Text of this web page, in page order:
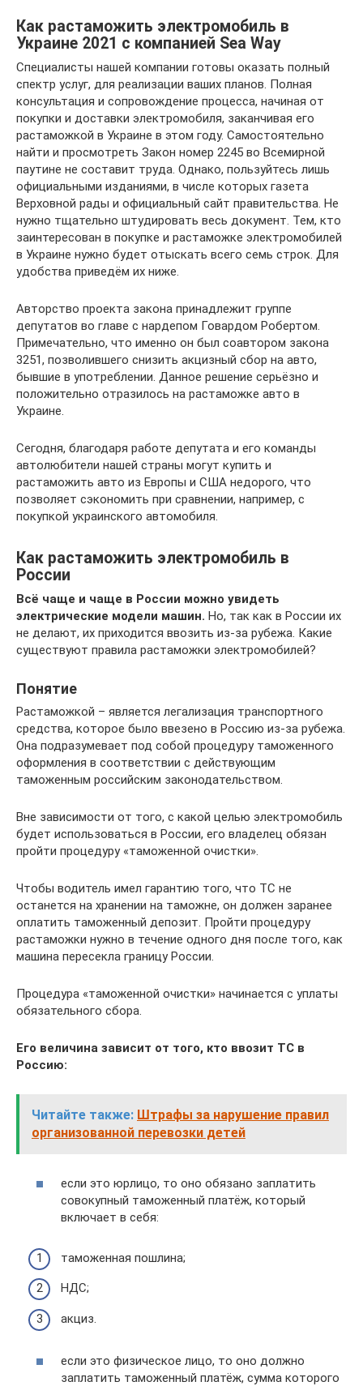
Как растаможить электромобиль в
Украине 2021 с компанией Sea Way
Специалисты нашей компании готовы оказать полный
спектр услуг, для реализации ваших планов. Полная
консультация и сопровождение процесса, начиная от
покупки и доставки электромобиля, заканчивая его
растаможкой в Украине в этом году. Самостоятельно
найти и просмотреть Закон номер 2245 во Всемирной
паутине не составит труда. Однако, пользуйтесь лишь
официальными изданиями, в числе которых газета
Верховной рады и официальный сайт правительства. Не
нужно тщательно штудировать весь документ. Тем, кто
заинтересован в покупке и растаможке электромобилей
в Украине нужно будет отыскать всего семь строк. Для
удобства приведём их ниже.
Авторство проекта закона принадлежит группе
депутатов во главе с нардепом Говардом Робертом.
Примечательно, что именно он был соавтором закона
3251, позволившего снизить акцизный сбор на авто,
бывшие в употреблении. Данное решение серьёзно и
положительно отразилось на растаможке авто в
Украине.
Сегодня, благодаря работе депутата и его команды
автолюбители нашей страны могут купить и
растаможить авто из Европы и США недорого, что
позволяет сэкономить при сравнении, например, с
покупкой украинского автомобиля.
Как растаможить электромобиль в
России
Всё чаще и чаще в России можно увидеть
электрические модели машин. Но, так как в России их
не делают, их приходится ввозить из-за рубежа. Какие
существуют правила растаможки электромобилей?
Понятие
Растаможкой – является легализация транспортного
средства, которое было ввезено в Россию из-за рубежа.
Она подразумевает под собой процедуру таможенного
оформления в соответствии с действующим
таможенным российским законодательством.
Вне зависимости от того, с какой целью электромобиль
будет использоваться в России, его владелец обязан
пройти процедуру «таможенной очистки».
Чтобы водитель имел гарантию того, что ТС не
останется на хранении на таможне, он должен заранее
оплатить таможенный депозит. Пройти процедуру
растаможки нужно в течение одного дня после того, как
машина пересекла границу России.
Процедура «таможенной очистки» начинается с уплаты
обязательного сбора.
Его величина зависит от того, кто ввозит ТС в
Россию:
Читайте также: Штрафы за нарушение правил
организованной перевозки детей
если это юрлицо, то оно обязано заплатить
совокупный таможенный платёж, который
включает в себя:
таможенная пошлина;
НДС;
акциз.
если это физическое лицо, то оно должно
заплатить таможенный платёж, сумма которого